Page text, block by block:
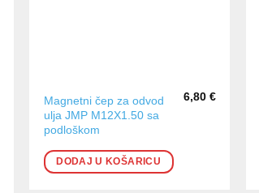
Magnetni čep za odvod
ulja JMP M12X1.50 sa
podloškom
6,80 €
DODAJ U KOŠARICU